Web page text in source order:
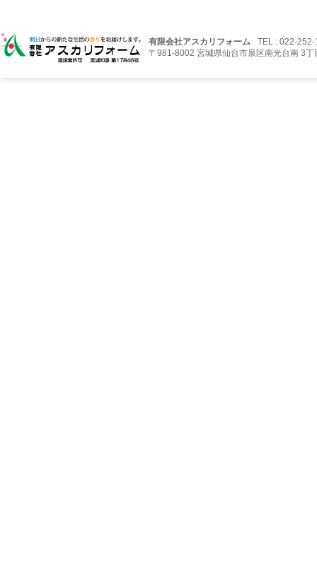
有限会社アスカリフォーム
TEL : 022-
〒981-8002 宮城県仙台市泉区南光台南 3丁